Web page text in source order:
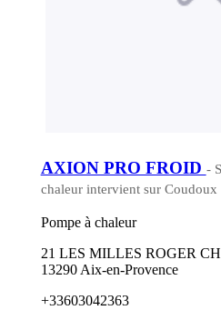
AXION PRO FROID -
chaleur intervient sur Coudoux
Pompe à chaleur
21 LES MILLES ROGER
13290 Aix-en-Provence
+33603042363